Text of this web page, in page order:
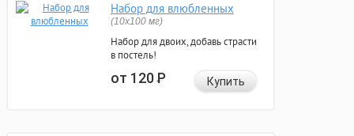
Набор для влюбленных
(10х100 мг)
Набор для двоих, добавь страсти
в постель!
от 120Р Купить